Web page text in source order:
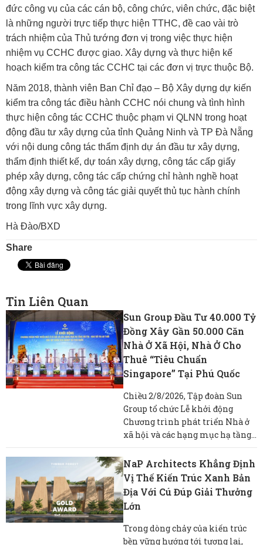
đức công vụ của các cán bộ, công chức, viên chức, đặc biệt
là những người trực tiếp thực hiện TTHC, đề cao vài trò
trách nhiệm của Thủ tướng đơn vị trong việc thực hiện
nhiệm vụ CCHC được giao. Xây dựng và thực hiện kế
hoạch kiểm tra công tác CCHC tại các đơn vị trực thuộc Bộ.
Năm 2018, thành viên Ban Chỉ đạo – Bộ Xây dựng dự kiến
kiểm tra công tác điều hành CCHC nói chung và tình hình
thực hiện công tác CCHC thuộc phạm vi QLNN trong hoạt
động đầu tư xây dựng của tỉnh Quảng Ninh và TP Đà Nẵng
với nội dung công tác thẩm định dự án đầu tư xây dựng,
thẩm định thiết kế, dự toán xây dựng, công tác cấp giấy
phép xây dựng, công tác cấp chứng chỉ hành nghề hoạt
động xây dựng và công tác giải quyết thủ tục hành chính
trong lĩnh vực xây dựng.
Hà Đào/BXD
Share
Tin Liên Quan
Sun Group Đầu Tư 40.000 Tỷ
Đồng Xây Gần 50.000 Căn
Nhà Ở Xã Hội, Nhà Ở Cho
Thuê “tiêu Chuẩn
Singapore” Tại Phú Quốc
Chiều 2/8/2026, Tập đoàn Sun
Group tổ chức Lễ khởi động
Chương trình phát triển Nhà ở
xã hội và các hạng mục hạ tầng...
NaP Architects Khẳng Định
Vị Thế Kiến Trúc Xanh Bản
Địa Với Cú Đúp Giải Thưởng
Lớn
Trong dòng chảy của kiến trúc
bền vững hướng tới tương lai,